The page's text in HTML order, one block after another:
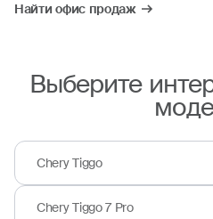
Найти офис продаж
Выберите
Chery Tiggo
Chery Tiggo 7 Pro